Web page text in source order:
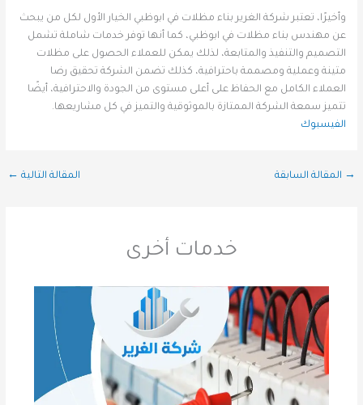
وأخيرًا، تعتبر شركة الغرير بناء مظلات في ابوظبي الخيار الأول لكل من يبحث
عن مهندس بناء مظلات في ابوظبي، كما أنها توفر خدمات شاملة تشمل
التصميم والتنفيذ والمتابعة، لذلك يمكن للعملاء الحصول على مظلات
متينة وعملية ومصممة باحترافية، كذلك تضمن الشركة تحقيق رضا
العملاء الكامل مع الحفاظ على أعلى مستوى من الجودة والاحترافية، أيضًا
تتميز سمعة الشركة الممتازة بالموثوقية والتميز في كل مشاريعها.
الفيسبوك
→ المقالة السابقة المقالة التالية ←
خدمات أخرى